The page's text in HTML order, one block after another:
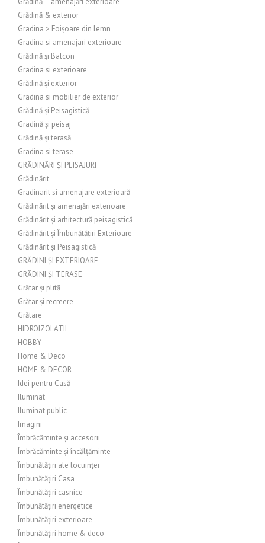
Grădină & exterior
Gradina > Foișoare din lemn
Gradina si amenajari exterioare
Grădină și Balcon
Gradina si exterioare
Grădină și exterior
Gradina si mobilier de exterior
Grădină și Peisagistică
Gradină și peisaj
Grădină și terasă
Gradina si terase
GRĂDINĂRI ȘI PEISAJURI
Grădinărit
Gradinarit si amenajare exterioară
Grădinărit și amenajări exterioare
Grădinărit și arhitectură peisagistică
Grădinărit și Îmbunătățiri Exterioare
Grădinărit și Peisagistică
GRĂDINI ȘI EXTERIOARE
GRĂDINI ȘI TERASE
Grătar și plită
Grătar și recreere
Grătare
HIDROIZOLATII
HOBBY
Home & Deco
HOME & DECOR
Idei pentru Casă
Iluminat
Iluminat public
Imagini
Îmbrăcăminte și accesorii
Îmbrăcăminte și încălțăminte
Îmbunătățiri ale locuinței
Îmbunătățiri Casa
Îmbunătățiri casnice
Îmbunătățiri energetice
Îmbunătățiri exterioare
Îmbunătățiri home & deco